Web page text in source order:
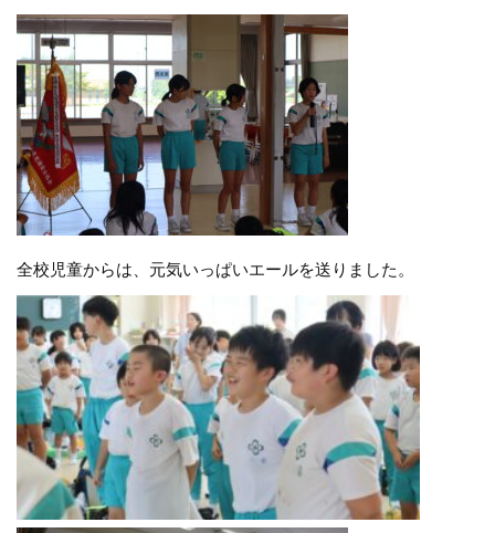
全校児童からは、元気いっぱいエールを送りました。